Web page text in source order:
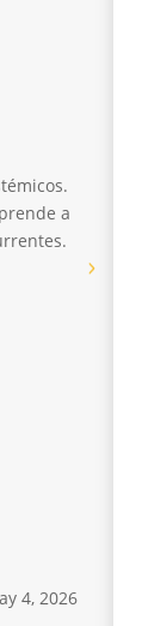
a
4, 2026